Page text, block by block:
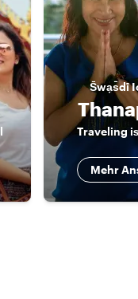
S̄wạs̄dī
Traveling
Mehr